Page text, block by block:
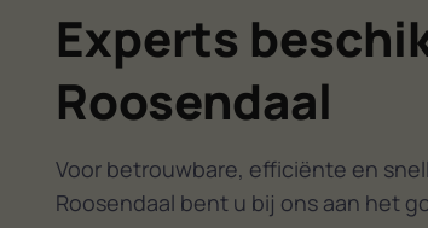
Experts
Roosendaal
Voor betrouwbare, efficiënte en
Roosendaal bent u bij ons aan het